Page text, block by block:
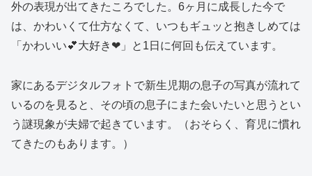
外の表現が出てきたころでした。6ヶ月に成長した今で
は、かわいくて仕方なくて、いつもギュッと抱きしめては
「かわいい💕大好き❤」と1日に何回も伝えています。
家にあるデジタルフォトで新生児期の息子の写真が流れて
いるのを見ると、その頃の息子にまた会いたいと思うとい
う謎現象が夫婦で起きています。（おそらく、育児に慣れ
てきたのもあります。）